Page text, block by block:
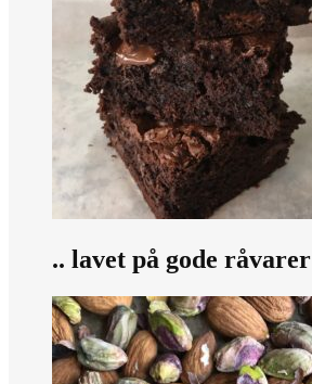
.. lavet på gode råvarer